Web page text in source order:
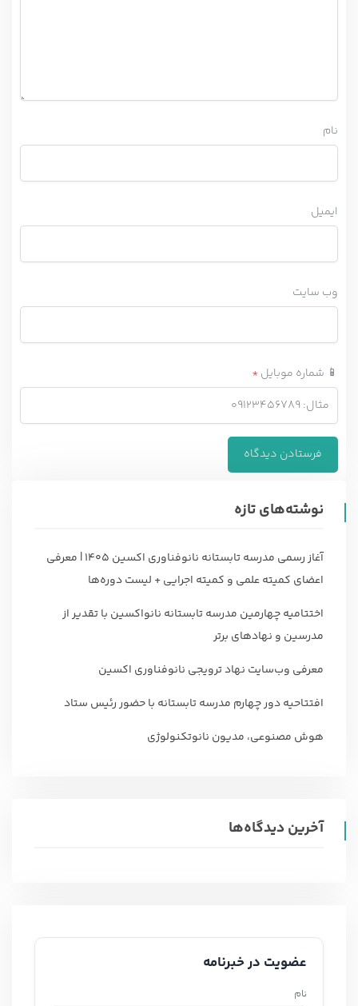
نام
ایمیل
وب‌ سایت
📱 شماره موبایل *
نوشته‌های تازه
آغاز رسمی مدرسه تابستانه نانوفناوری اکسین ۱۴۰۵ | معرفی
اعضای کمیته علمی و کمیته اجرایی + لیست دوره‌ها
اختتامیه چهارمین مدرسه تابستانه نانواکسین با تقدیر از
مدرسین و نهادهای برتر
معرفی وب‌سایت نهاد ترویجی نانوفناوری اکسین
افتتاحیه دور چهارم مدرسه تابستانه با حضور رئیس ستاد
هوش مصنوعی، مدیون نانوتکنولوژی
آخرین دیدگاه‌ها
عضویت در خبرنامه
نام